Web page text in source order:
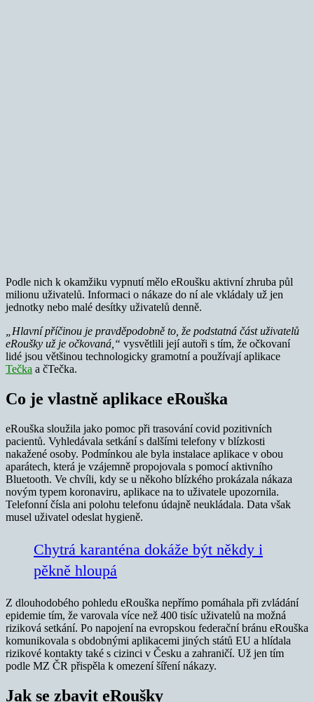
Podle nich k okamžiku vypnutí mělo eRoušku aktivní zhruba půl
milionu uživatelů. Informaci o nákaze do ní ale vkládaly už jen
jednotky nebo malé desítky uživatelů denně.
„Hlavní příčinou je pravděpodobně to, že podstatná část uživatelů
eRoušky už je očkovaná,“ vysvětlili její autoři s tím, že očkovaní
lidé jsou většinou technologicky gramotní a používají aplikace
Tečka a čTečka.
Co je vlastně aplikace eRouška
eRouška sloužila jako pomoc při trasování covid pozitivních
pacientů. Vyhledávala setkání s dalšími telefony v blízkosti
nakažené osoby. Podmínkou ale byla instalace aplikace v obou
aparátech, která je vzájemně propojovala s pomocí aktivního
Bluetooth. Ve chvíli, kdy se u někoho blízkého prokázala nákaza
novým typem koronaviru, aplikace na to uživatele upozornila.
Telefonní čísla ani polohu telefonu údajně neukládala. Data však
musel uživatel odeslat hygieně.
Chytrá karanténa dokáže být někdy i
pěkně hloupá
Z dlouhodobého pohledu eRouška nepřímo pomáhala při zvládání
epidemie tím, že varovala více než 400 tisíc uživatelů na možná
riziková setkání. Po napojení na evropskou federační bránu eRouška
komunikovala s obdobnými aplikacemi jiných států EU a hlídala
rizikové kontakty také s cizinci v Česku a zahraničí. Už jen tím
podle MZ ČR přispěla k omezení šíření nákazy.
Jak se zbavit eRoušky